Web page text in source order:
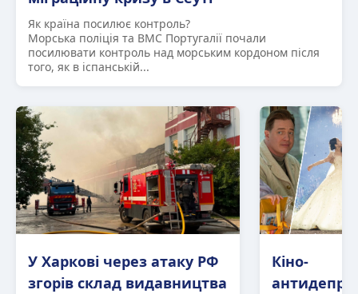
Як країна посилює контроль?
Морська поліція та ВМС Португалії почали
посилювати контроль над морським кордоном після
того, як в іспанській...
У Харкові через атаку РФ
згорів склад видавництва
Кіно-